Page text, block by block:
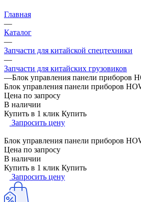
Главная
—
Каталог
—
Запчасти для китайской спецтехники
—
Запчасти для китайских грузовиков
—Блок управления панели приборов
Блок управления панели приборов
Цена по запросу
В наличии
Купить в 1 клик Купить
Запросить цену
Блок управления панели приборов
Цена по запросу
В наличии
Купить в 1 клик Купить
Запросить цену